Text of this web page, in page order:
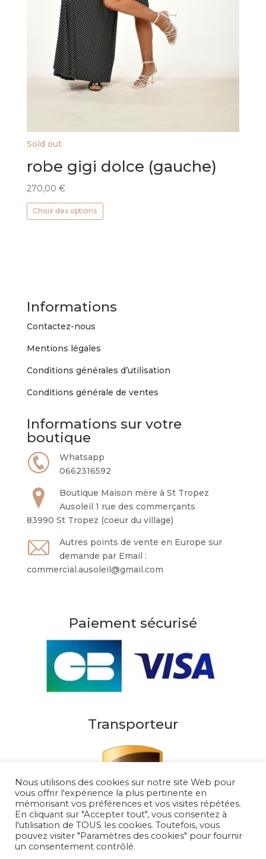
Sold out
robe gigi dolce (gauche)
270,00 €
Choix des options
Ce
être
page
produit
Informations
Contactez-nous
Mentions légales
Conditions générales d’utilisation
Conditions générale de ventes
Informations sur votre
boutique
Whatsapp
0662316592
Boutique Maison mère à St Tropez
Ausoleil 1 rue des commerçants
83990 St Tropez (coeur du village)
Autres points de vente en Europe sur
demande par Email :
commercial.ausoleil@gmail.com
Paiement sécurisé
Transporteur
Nous utilisons des cookies sur notre site Web pour
vous offrir l'expérience la plus pertinente en
mémorisant vos préférences et vos visites répétées.
En cliquant sur "Accepter tout", vous consentez à
l'utilisation de TOUS les cookies. Toutefois, vous
pouvez visiter "Paramètres des cookies" pour fournir
un consentement contrôlé.